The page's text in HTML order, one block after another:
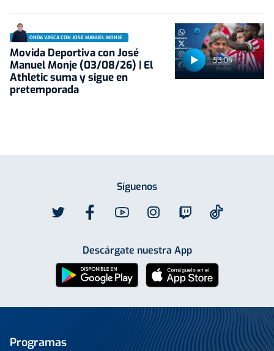
53:04
ONDA VASCA CON JOSÉ MANUEL MONJE
Movida Deportiva con José
Manuel Monje (03/08/26) | El
Athletic suma y sigue en
pretemporada
Síguenos
Descárgate nuestra App
Programas